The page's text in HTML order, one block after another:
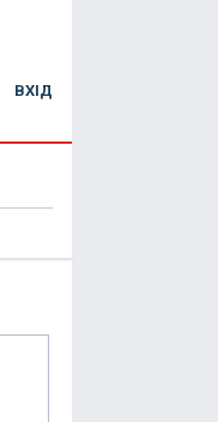
ВХІД